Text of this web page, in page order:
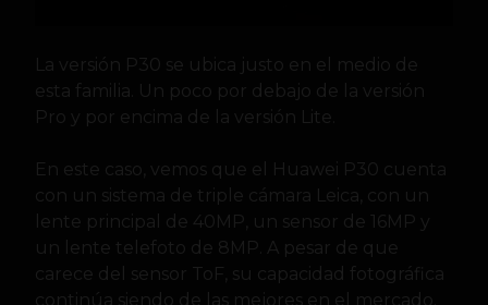
La versión P30 se ubica justo en el medio de
esta familia. Un poco por debajo de la versión
Pro y por encima de la versión Lite.
En este caso, vemos que el Huawei P30 cuenta
con un sistema de triple cámara Leica, con un
lente principal de 40MP, un sensor de 16MP y
un lente telefoto de 8MP. A pesar de que
carece del sensor ToF, su capacidad fotográfica
continúa siendo de las mejores en el mercado.